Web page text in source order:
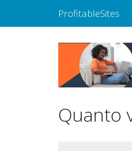
ProfitableSites
Quanto